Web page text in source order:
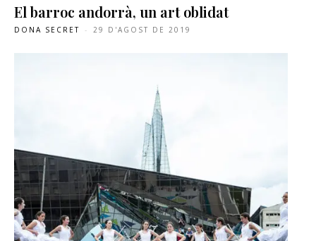
El barroc andorrà, un art oblidat
DONA SECRET - 29 D'AGOST DE 2019